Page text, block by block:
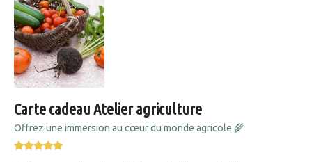
Carte cadeau Atelier agriculture
Offrez une immersion au cœur du monde agricole 🌾